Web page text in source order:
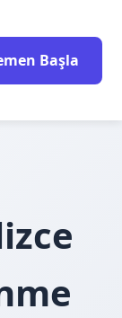
Başla